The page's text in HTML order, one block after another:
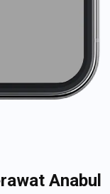
Anabul